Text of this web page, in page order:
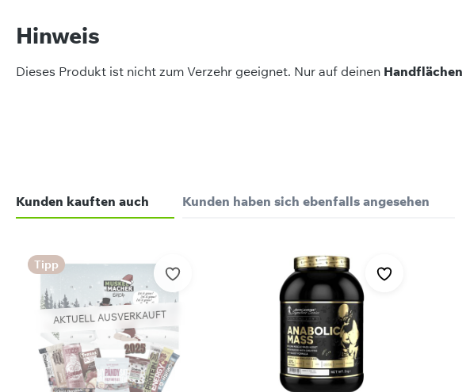
Hinweis
Dieses Produkt ist nicht zum Verzehr geeignet. Nur auf deinen Handflächen
Sie dieses Produkt!
schreiben
Kunden kauften auch Kunden haben sich ebenfalls angesehen
AKTUELL AUSVERKAUFT
Tipp